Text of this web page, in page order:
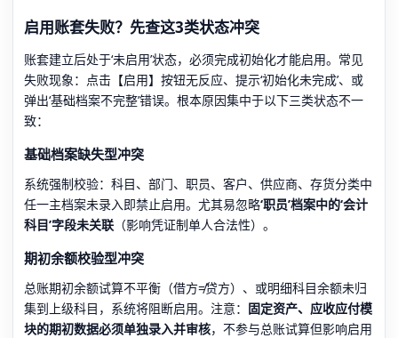
启用账套失败？先查这3类状态冲突
账套建立后处于‘未启用’状态，必须完成初始化才能启用。常见
失败现象：点击【启用】按钮无反应、提示‘初始化未完成’、或
弹出‘基础档案不完整’错误。根本原因集中于以下三类状态不一
致：
基础档案缺失型冲突
系统强制校验：科目、部门、职员、客户、供应商、存货分类中
任一主档案未录入即禁止启用。尤其易忽略‘职员’档案中的‘会计
科目’字段未关联 （影响凭证制单人合法性）。
期初余额校验型冲突
总账期初余额试算不平衡（借方≠贷方）、或明细科目余额未归
集到上级科目，系统将阻断启用。注意： 固定资产、应收应付模
块的期初数据必须单独录入并审核，不参与总账试算但影响启用